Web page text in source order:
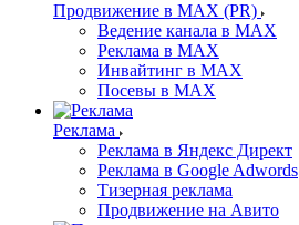
Продвижение в MAX (PR)
Ведение канала в MAX
Реклама в MAX
Инвайтинг в MAX
Посевы в MAX
Реклама
Реклама в Яндекс Директ
Реклама в Google Adwords
Тизерная реклама
Продвижение на Авито